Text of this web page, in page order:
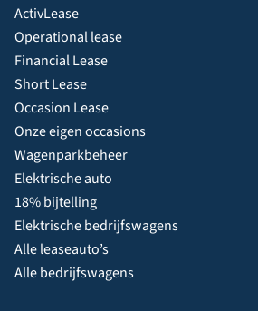
ActivLease
Operational lease
Financial Lease
Short Lease
Occasion Lease
Onze eigen occasions
Wagenparkbeheer
Elektrische auto
18% bijtelling
Elektrische bedrijfswagens
Alle leaseauto’s
Alle bedrijfswagens